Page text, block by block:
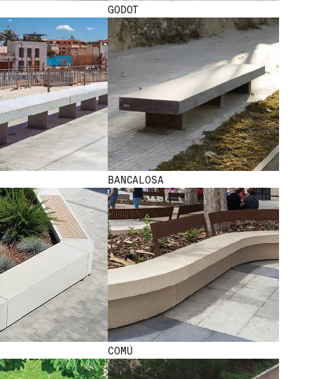
GODOT
NEW NEW NEW NEW NEW NEW NEW NEW NEW NEW NEW NEW
BANCALOSA
COMÚ